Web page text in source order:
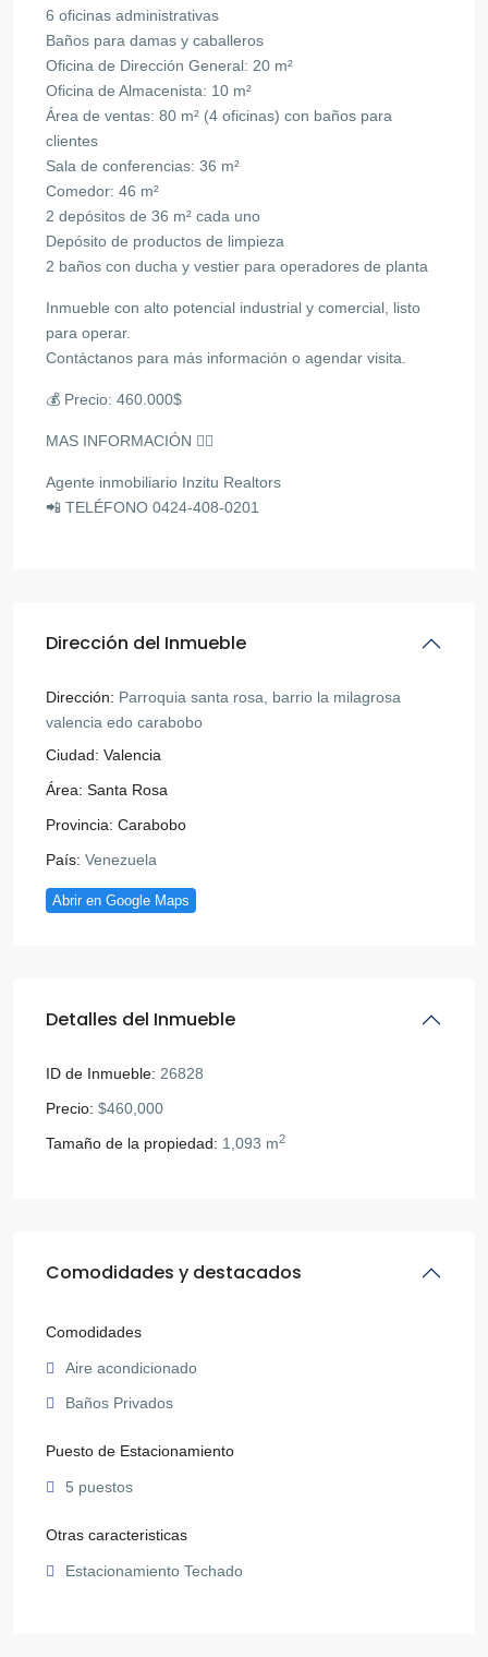
6 oficinas administrativas
Baños para damas y caballeros
Oficina de Dirección General: 20 m²
Oficina de Almacenista: 10 m²
Área de ventas: 80 m² (4 oficinas) con baños para
clientes
Sala de conferencias: 36 m²
Comedor: 46 m²
2 depósitos de 36 m² cada uno
Depósito de productos de limpieza
2 baños con ducha y vestier para operadores de planta
Inmueble con alto potencial industrial y comercial, listo
para operar.
Contáctanos para más información o agendar visita.
💰 Precio: 460.000$
MAS INFORMACIÓN 👇🏻
Agente inmobiliario Inzitu Realtors
📲 TELÉFONO 0424-408-0201
Dirección del Inmueble
Dirección: Parroquia santa rosa, barrio la milagrosa
valencia edo carabobo
Ciudad: Valencia
Área: Santa Rosa
Provincia: Carabobo
País: Venezuela
Abrir en Google Maps
Detalles del Inmueble
ID de Inmueble: 26828
Precio: $460,000
Tamaño de la propiedad: 1,093 m2
Comodidades y destacados
Comodidades
Aire acondicionado
Baños Privados
Puesto de Estacionamiento
5 puestos
Otras caracteristicas
Estacionamiento Techado